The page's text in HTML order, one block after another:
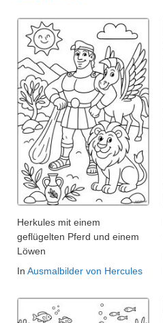
Herkules mit einem
geflügelten Pferd und einem
Löwen
In Ausmalbilder von Hercules